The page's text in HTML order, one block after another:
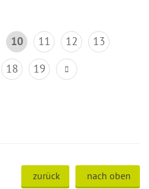
10 11 12
13
18 19
zurück nach oben